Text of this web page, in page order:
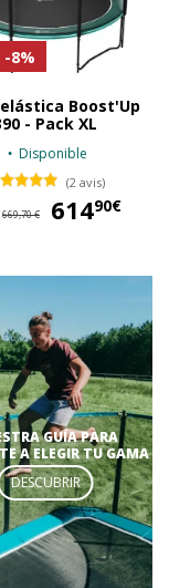
-8%
Boost'Up
- Pack XL
Disponible
(2 avis)
669,70 € 61490€
GUÍA PARA
A ELEGIR TU GAMA
DESCUBRIR